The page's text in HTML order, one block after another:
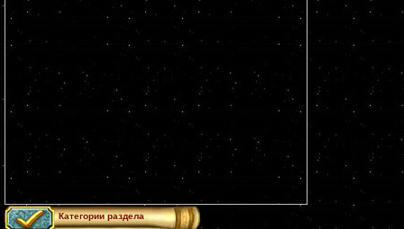
Категории раздела